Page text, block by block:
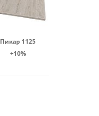
Пикар 1125
+10%